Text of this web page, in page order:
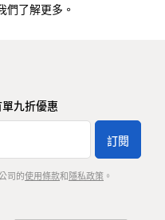
們了解更多。
九折優惠
訂閱
司的使用條款和隱私政策。